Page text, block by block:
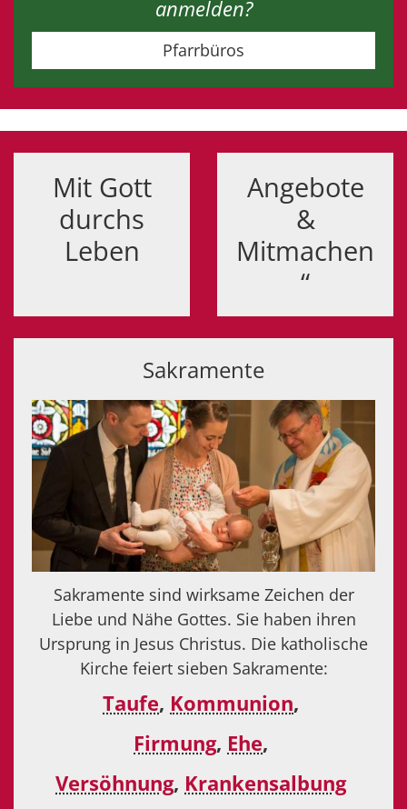
anmelden?
Pfarrbüros
Mit Gott
durchs
Leben
Angebote
&
Mitmachen
“
Sakramente
Sakramente sind wirksame Zeichen der
Liebe und Nähe Gottes. Sie haben ihren
Ursprung in Jesus Christus. Die katholische
Kirche feiert sieben Sakramente:
Taufe, Kommunion,
Firmung, Ehe,
Versöhnung, Krankensalbung